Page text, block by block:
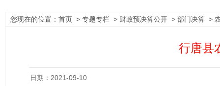
您现在的位置： 首页 > 专题专栏 > 财政预决算公开 > 部门决算 >
行唐县
日期：2021-09-10